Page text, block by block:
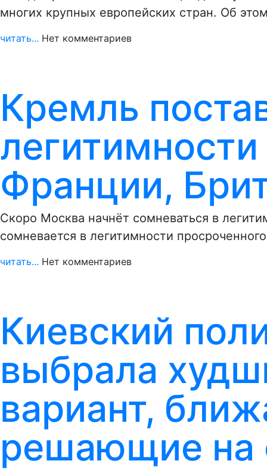
многих крупных европейских стран. Об
читать... Нет комментариев
Кремль
Франции,
Скоро Москва начнёт сомневаться в
сомневается в легитимности
читать... Нет комментариев
Киевский
выбрала
вариант,
решающие на